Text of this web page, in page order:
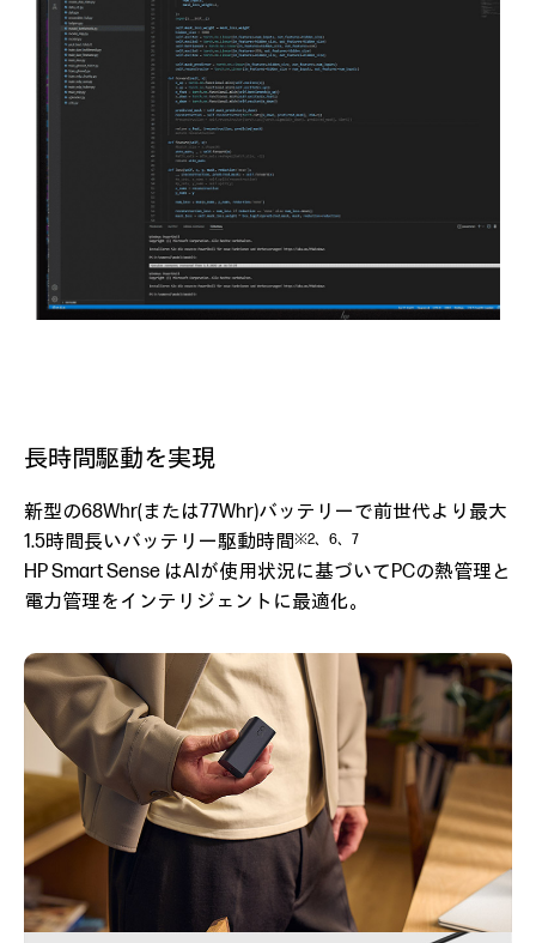
長時間駆動を実現
新型の68Whr(または77Whr)バッテリーで前世代より最大
1.5時間長いバッテリー駆動時間※2、6、7
HP Smart Sense はAIが使用状況に基づいてPCの熱管理と
電力管理をインテリジェントに最適化。